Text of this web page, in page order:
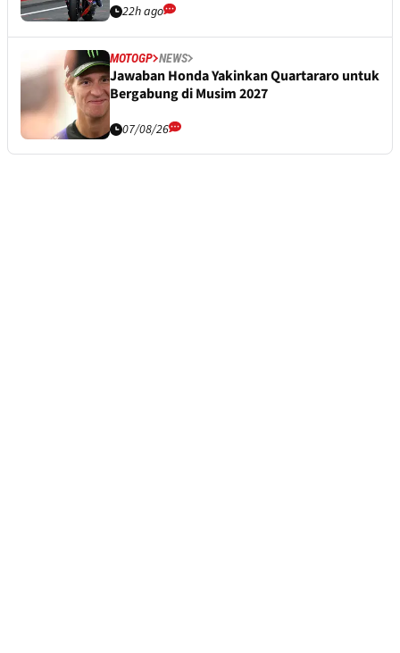
22h ago
MOTOGP NEWS
Jawaban Honda Yakinkan Quartararo untuk
Bergabung di Musim 2027
07/08/26